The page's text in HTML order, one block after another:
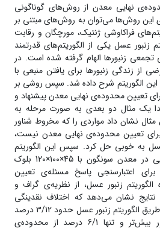
نهایی معدن از روش‌های گوناگونی
این روش‌ها می‌توان به روش‌های مبتنی بر
فراکاوشی ژنتیک، مورچگان و رقابت
زنبور عسل یکی از الگوریتم‌های قدرتمند
زنبورها الهام گرفته شده است. در
از زندگی زنبورها برای یافتن منبعی با
الگوریتم شرح داده شد. سپس روشی بر
تعیین محدوده‌ی نهایی معدن پیشنهاد و
یک مثال دو بعدی به صورت مرحله به
نشان داد مواردی را که مخروط شناور
برای تعیین محدوده‌ی نهایی معدن نیست،
عسل به خوبی حل کرد. سپس این الگوریتم
برای تعیین محدوده‌ی نهایی در معدن سونگون با 45×100×120 بلوک
برای اعتبارسنجی پاسخ مسئله‌ی تعیین
الگوریتم زنبور عسل، از نظریه‌ی گراف و
نشان می‌دهد که اختلاف نقدینگی
محدوده‌ی به دست آمده از طریق الگوریتم زنبور عسل حدود 3/12 درصد
از محدوده‌ی مخروط شناور بیش‌تر و تنها 6/1 درصد از محدوده‌ی